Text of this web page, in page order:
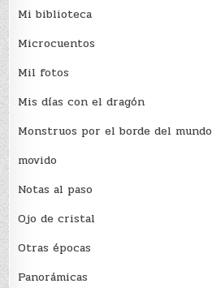
Mi biblioteca
Microcuentos
Mil fotos
Mis días con el dragón
Monstruos por el borde del mundo
movido
Notas al paso
Ojo de cristal
Otras épocas
Panorámicas